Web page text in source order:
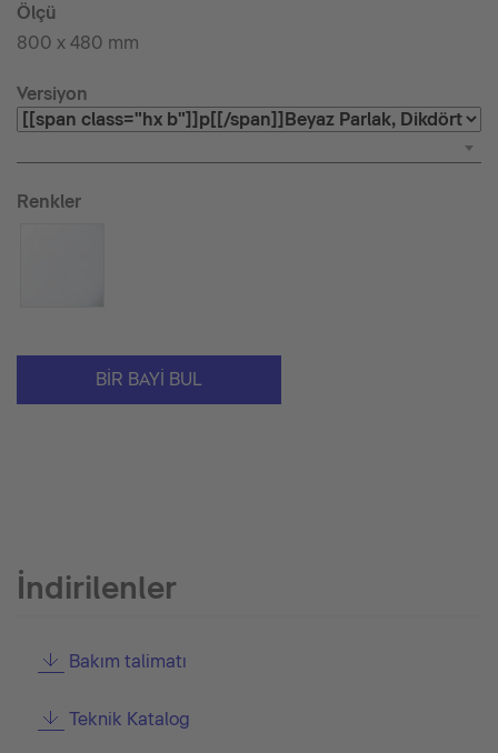
Ölçü
800 x 480 mm
Versiyon
Renkler
BIR BAYI BUL
İndirilenler
Bakım talimatı
Teknik Katalog